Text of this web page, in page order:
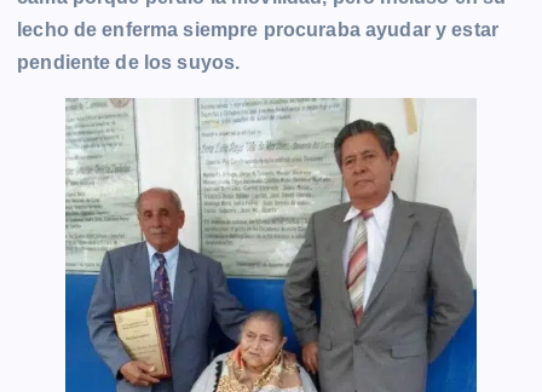
lecho de enferma siempre procuraba ayudar y estar
pendiente de los suyos.